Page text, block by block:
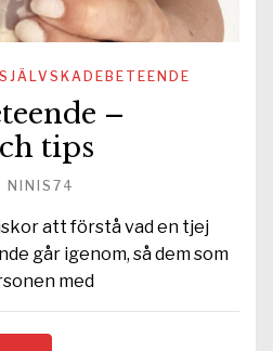
SJÄLVSKADEBETEENDE
–
tips
NINIS74
att förstå vad en tjej
går igenom, så dem som
med